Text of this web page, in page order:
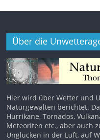
Über die
Hier wird über Wetter und
Naturgewalten berichtet.
Hurrikane, Tornados,
Meteoriten etc., aber auch
Unglücken in der Luft, auf